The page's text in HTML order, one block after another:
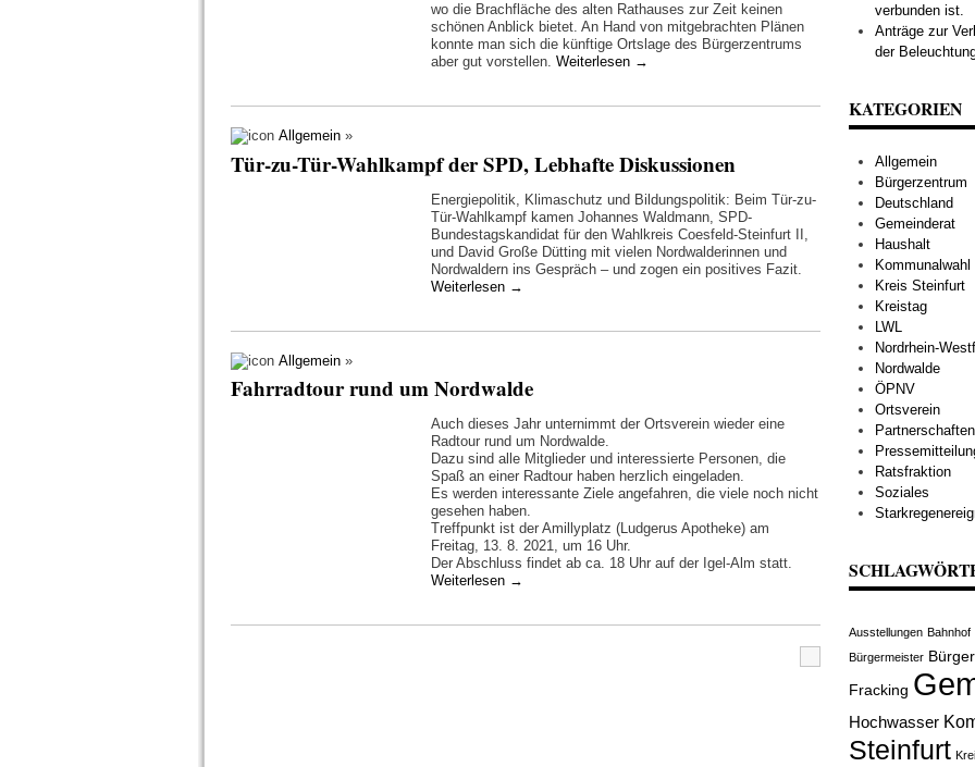
wo die Brachfläche des alten Rathauses zur Zeit keinen
schönen Anblick bietet. An Hand von mitgebrachten Plänen
konnte man sich die künftige Ortslage des Bürgerzentrums
aber gut vorstellen. Weiterlesen →
Allgemein »
Tür-zu-Tür-Wahlkampf der SPD, Lebhafte Diskussionen
Energiepolitik, Klimaschutz und Bildungspolitik: Beim Tür-zu-
Tür-Wahlkampf kamen Johannes Waldmann, SPD-
Bundestagskandidat für den Wahlkreis Coesfeld-Steinfurt II,
und David Große Dütting mit vielen Nordwalderinnen und
Nordwaldern ins Gespräch – und zogen ein positives Fazit.
Weiterlesen →
Allgemein »
Fahrradtour rund um Nordwalde
Auch dieses Jahr unternimmt der Ortsverein wieder eine
Radtour rund um Nordwalde.
Dazu sind alle Mitglieder und interessierte Personen, die
Spaß an einer Radtour haben herzlich eingeladen.
Es werden interessante Ziele angefahren, die viele noch nicht
gesehen haben.
Treffpunkt ist der Amillyplatz (Ludgerus Apotheke) am
Freitag, 13. 8. 2021, um 16 Uhr.
Der Abschluss findet ab ca. 18 Uhr auf der Igel-Alm statt.
Weiterlesen →
verbunden ist.
Anträge zur
der
KATEGORIEN
Allgemein
Bürgerzentrum
Deutschland
Gemeinderat
Haushalt
Kommunalwahl
Kreis Steinfurt
Kreistag
LWL
Nordrhein-
Nordwalde
ÖPNV
Ortsverein
Partnerschaften
Ratsfraktion
Soziales
Ausstellungen Bahnhof
Bürgermeister
Fracking
Hochwasser
Steinfurt